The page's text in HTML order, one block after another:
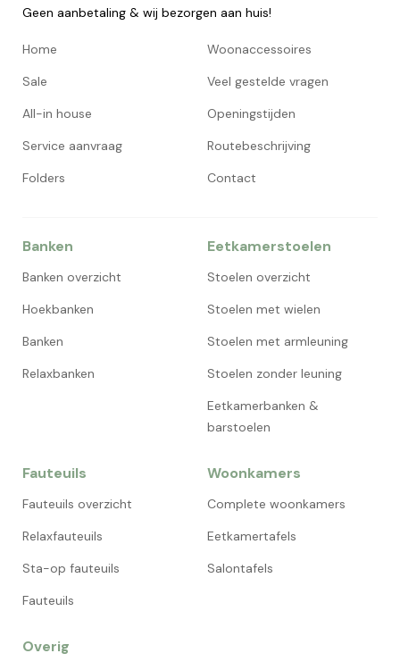
Geen aanbetaling & wij bezorgen aan huis!
Home
Sale
All-in house
Service aanvraag
Folders
Woonaccessoires
Veel gestelde vragen
Openingstijden
Routebeschrijving
Contact
Banken
Banken overzicht
Hoekbanken
Banken
Relaxbanken
Eetkamerstoelen
Stoelen overzicht
Stoelen met wielen
Stoelen met armleuning
Stoelen zonder leuning
Eetkamerbanken &
barstoelen
Fauteuils
Fauteuils overzicht
Relaxfauteuils
Sta-op fauteuils
Fauteuils
Woonkamers
Complete woonkamers
Eetkamertafels
Salontafels
Overig